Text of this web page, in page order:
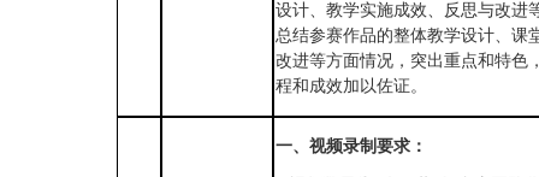
设计、教学实施成效、反思与改进
总结参赛作品的整体教学设计、课
改进等方面情况，突出重点和特色
程和成效加以佐证。
一、视频录制要求：